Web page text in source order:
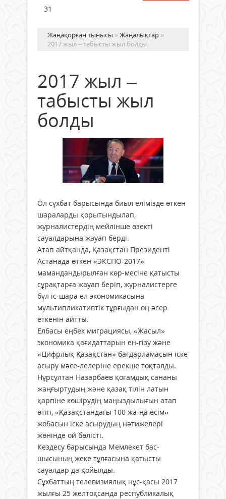
31
Жаңақорған тынысы »Жаңалықтар »
2017 жыл – табысты жыл болды
2017 жыл –
табысты жыл
болды
Ол сұхбат барысында биыл елімізде өткен
шараларды қорытындылап,
журналистердің мейлінше өзекті
сауалдарына жауап берді.
Атап айтқанда, Қазақстан Президенті
Астанада өткен «ЭКСПО-2017»
мамандандырылған көр-месіне қатысты
сұрақтарға жауап беріп, журналистерге
бұл іс-шара ел экономикасына
мультипликативтік тұрғыдан оң әсер
еткенін айтты.
Елбасы еңбек миграциясы, «Жасыл»
экономика қағидаттарын ен-гізу және
«Цифрлық Қазақстан» бағдарламасын іске
асыру мәсе-лелеріне ерекше тоқталды.
Нұрсұлтан Назарбаев қоғамдық сананы
жаңғыртудың және қазақ тілін латын
қарпіне көшірудің маңыздылығын атап
өтіп, «Қазақстандағы 100 жа-ңа есім»
жобасын іске асырудың нәтижелері
жөнінде ой бөлісті.
Кездесу барысында Мемлекет бас-
шысының жеке тұлғасына қатысты
сауалдар да қойылды.
Сұхбаттың телевизиялық нұс-қасы 2017
жылғы 25 желтоқсанда республикалық